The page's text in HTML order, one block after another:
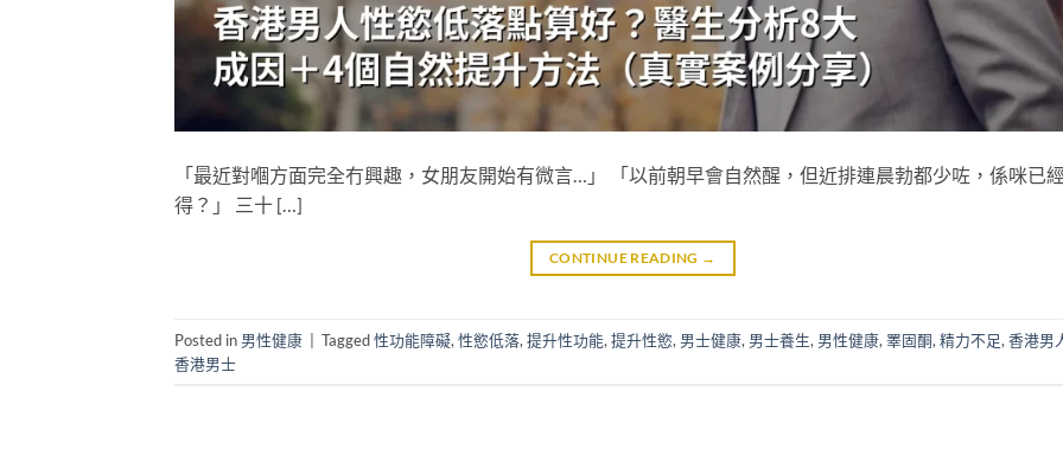
「最近對嗰方面完全冇興趣，女朋友開始有微言…」 「以前朝早會自然醒，但近排連晨勃都少咗，係咪已
得？」 三十 […]
CONTINUE READING →
Posted in 男性健康 | Tagged性功能障礙, 性慾低落, 提升性功能, 提升性慾, 男士健康, 男士養生, 男性健康, 睪固酮, 精力不足, 香港男
香港男士